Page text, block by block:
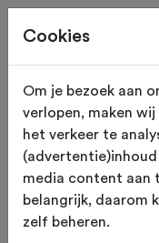
WATERWERKEN
Pieter
Sinds begin
Cookies
Om je bezoek aan
verlopen, maken
het verkeer te
media content aan
belangrijk, daarom
zelf beheren.